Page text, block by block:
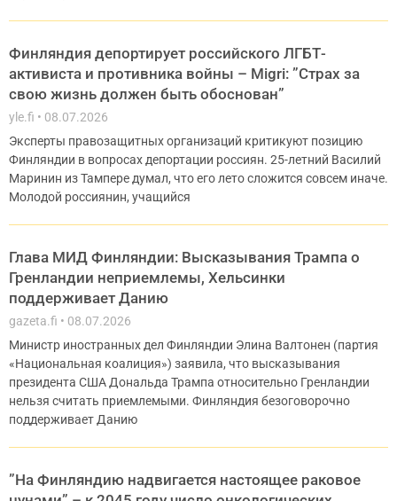
Финляндия депортирует российского ЛГБТ-
активиста и противника войны – Migri: ”Страх за
свою жизнь должен быть обоснован”
yle.fi
08.07.2026
Эксперты правозащитных организаций критикуют позицию
Финляндии в вопросах депортации россиян. 25-летний Василий
Маринин из Тампере думал, что его лето сложится совсем иначе.
Молодой россиянин, учащийся
Глава МИД Финляндии: Высказывания Трампа о
Гренландии неприемлемы, Хельсинки
поддерживает Данию
gazeta.fi
08.07.2026
Министр иностранных дел Финляндии Элина Валтонен (партия
«Национальная коалиция») заявила, что высказывания
президента США Дональда Трампа относительно Гренландии
нельзя считать приемлемыми. Финляндия безоговорочно
поддерживает Данию
”На Финляндию надвигается настоящее раковое